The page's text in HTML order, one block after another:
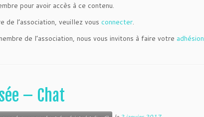
pour avoir accès à ce contenu.
de l’association, veuillez vous connecter.
de l’association, nous vous invitons à faire votre adhésion
– Chat